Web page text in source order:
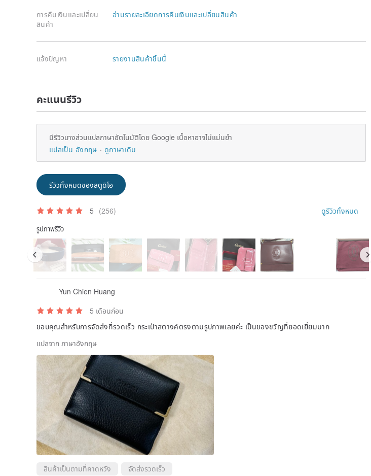
◆ Size
Approx. H15cm x W27cm x D14cm
Handle drop: Approx. 10cm
Strap length: Approx. 70-140cm
◆ Spec
Color: Black
Material: PVC Leather
Specifications: Inner pocket x 1
การคืนเงินและเปลี่ยน
สินค้า
อ่านรายละเอียดการคืนเงินและเปลี่ยนสินค้า
แจ้งปัญหา รายงานสินค้าชิ้นนี้
คะแนนรีวิว
มีรีวิวบางส่วนแปลภาษาอัตโนมัติโดย Google เนื้อหาอาจไม่แม่นยำ
แปลเป็น อังกฤษ
ดูภาษาเดิม
รีวิวทั้งหมดของสตูดิโอ
5 (256) ดูรีวิวทั้งหมด
รูปภาพรีวิว
Yun Chien Huang
5 เดือนก่อน
ขอบคุณสำหรับการจัดส่งที่รวดเร็ว กระเป๋าสตางค์ตรงตามรูปภาพเลยค่ะ เป็นของขวัญที่ยอดเยี่ยมมาก
แปลจาก ภาษาอังกฤษ
สินค้าเป็นตามที่คาดหวัง จัดส่งรวดเร็ว